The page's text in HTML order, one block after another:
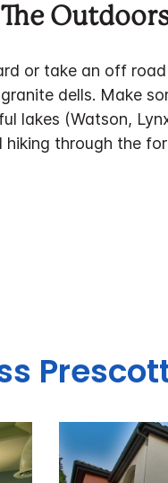
or take an off
dells. Make
lakes (Watson,
hiking through the